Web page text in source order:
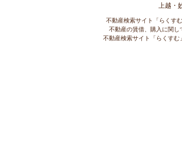
上越・
不動産検索サイト「らくす
不動産の賃借、購入に関
不動産検索サイト「らくす